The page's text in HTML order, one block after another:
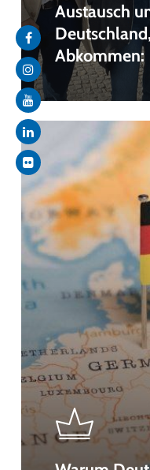
Austausch
Abkommen: